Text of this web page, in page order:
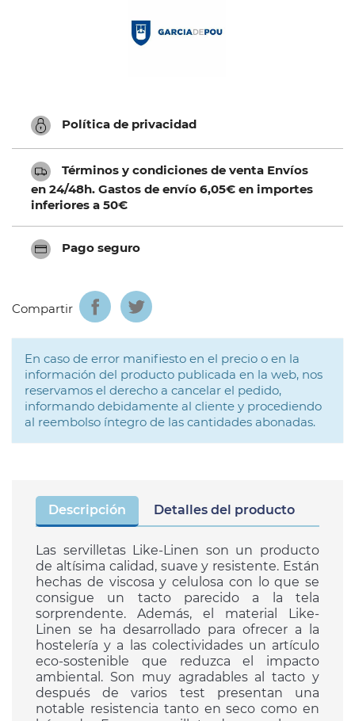
Política de privacidad
Términos y condiciones de venta Envíos
en 24/48h. Gastos de envío 6,05€ en importes
inferiores a 50€
Pago seguro
Compartir
En caso de error manifiesto en el precio o en la
información del producto publicada en la web, nos
reservamos el derecho a cancelar el pedido,
informando debidamente al cliente y procediendo
al reembolso íntegro de las cantidades abonadas.
Descripción Detalles del producto
Las servilletas Like-Linen son un producto
de altísima calidad, suave y resistente. Están
hechas de viscosa y celulosa con lo que se
consigue un tacto parecido a la tela
sorprendente. Además, el material Like-
Linen se ha desarrollado para ofrecer a la
hostelería y a las colectividades un artículo
eco-sostenible que reduzca el impacto
ambiental. Son muy agradables al tacto y
después de varios test presentan una
notable resistencia tanto en seco como en